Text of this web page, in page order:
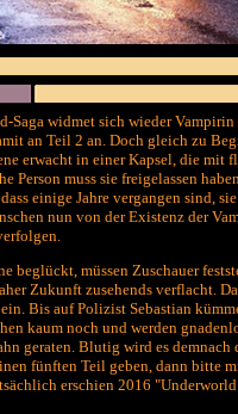
Saga widmet sich wieder Vampirin
an Teil 2 an. Doch gleich zu
erwacht in einer Kapsel, die mit
Person muss sie freigelassen
einige Jahre vergangen sind,
nun von der Existenz der
beglückt, müssen Zuschauer
Zukunft zusehends verflacht.
Bis auf Polizist Sebastian
kaum noch und werden
geraten. Blutig wird es demnach
fünften Teil geben, dann bitte
erschien 2016